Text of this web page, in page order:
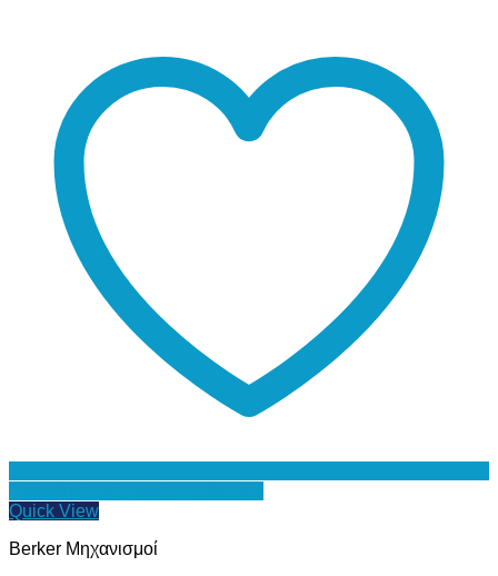
Quick View
Berker Μηχανισμοί